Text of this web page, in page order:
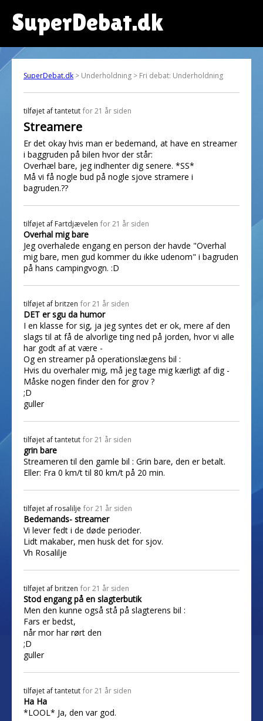
SuperDebat.dk
SuperDebat.dk > Underholdning > Fri debat: Underholdning
tilføjet aftantetut for 21 år siden
Streamere
Er det okay hvis man er bedemand, at have en streamer
i baggruden på bilen hvor der står:
Overhæl bare, jeg indhenter dig senere. *SS*
Må vi få nogle bud på nogle sjove stramere i
bagruden.??
tilføjet af Fartdjævelen for 21 år siden
Overhal mig bare
Jeg overhalede engang en person der havde "Overhal
mig bare, men gud kommer du ikke udenom" i bagruden
på hans campingvogn. :D
tilføjet af britzen for 21 år siden
DET er sgu da humor
I en klasse for sig, ja jeg syntes det er ok, mere af den
slags til at få de alvorlige ting ned på jorden, hvor vi alle
har godt af at være -
Og en streamer på operationslægens bil :
Hvis du overhaler mig, må jeg tage mig kærligt af dig -
Måske nogen finder den for grov ?
;D
guller
tilføjet aftantetut for 21 år siden
grin bare
Streameren til den gamle bil : Grin bare, den er betalt.
Eller: Fra 0 km/t til 80 km/t på 20 min.
tilføjet af rosalilje for 21 år siden
Bedemands- streamer
Vi lever fedt i de døde perioder.
Lidt makaber, men husk det for sjov.
Vh Rosalilje
tilføjet af britzen for 21 år siden
Stod engang på en slagterbutik
Men den kunne også stå på slagterens bil :
Fars er bedst,
når mor har rørt den
;D
guller
tilføjet aftantetut for 21 år siden
Ha Ha
*LOOL* Ja, den var god.